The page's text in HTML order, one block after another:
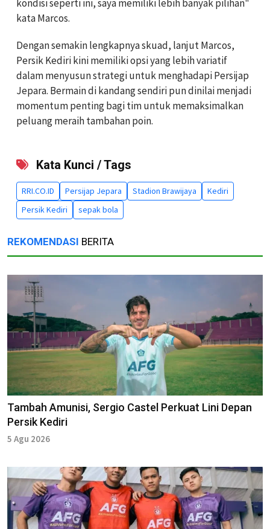
kondisi seperti ini, saya memiliki lebih banyak pilihan"
kata Marcos.
Dengan semakin lengkapnya skuad, lanjut Marcos,
Persik Kediri kini memiliki opsi yang lebih variatif
dalam menyusun strategi untuk menghadapi Persijap
Jepara. Bermain di kandang sendiri pun dinilai menjadi
momentum penting bagi tim untuk memaksimalkan
peluang meraih tambahan poin.
Kata Kunci / Tags
RRI.CO.ID Persijap Jepara Stadion Brawijaya
Kediri
Persik Kediri
sepak bola
REKOMENDASI BERITA
Tambah Amunisi, Sergio Castel Perkuat Lini Depan
Persik Kediri
5 Agu 2026